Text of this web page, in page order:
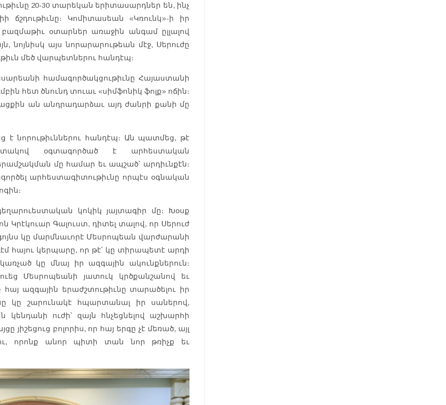
20-30 տարեկան երիտասարդներ են, ինչ
Կոմիտասեան «Կռունկ»-ի իր
օտարներ առաջին անգամ ըլլալով
նոյնիսկ այս նորարարութեան մէջ, Սերուժը
մեծ վարպետներու հանդէպ։
համագործակցութիւնը Հայաստանի
հետ ծնունդ տուաւ «սիմֆոնիկ ֆոլք» ոճին։
ան անդրադարձաւ այդ ժանրի քանի մը
է նորութիւններու հանդէպ։ Ան պատմեց, թէ
օգտագործած է արհեստական
մը համար եւ ապշած՝ արդիւնքէն։
արհեստագիտութիւնը որպէս օգնական
կոկիկ յայտագիր մը։ Խօսք
Գալուստ, դիտել տալով, որ Սերուժ
կը մարմնաւորէ Մեսրոպեան վարժարանի
հայու կերպարը, որ թէ՛ կը տիրապետէ արդի
կը մնայ իր ազգային ակունքներուն։
Մեսրոպեանի յատուկ կրծքանշանով եւ
ազգային երաժշտութիւնը տարածելու իր
կը շարունակէ հպարտանալ իր սաներով,
կենդանի ուժի՝ զայն հնչեցնելով աշխարհի
յիշեցուց բոլորիս, որ հայ երգը չէ մեռած, այլ
որոնք անոր պիտի տան նոր թռիչք եւ